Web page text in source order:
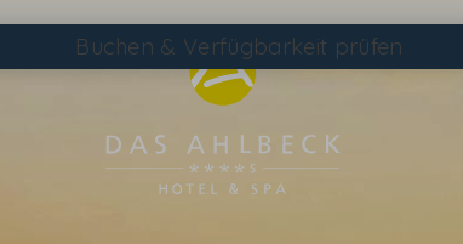
Buchen & Verfügbarkeit prüfen
Suchen
DAS AHLBECK ÜBERSICHTSSEITE
WETTER & WEBCAM